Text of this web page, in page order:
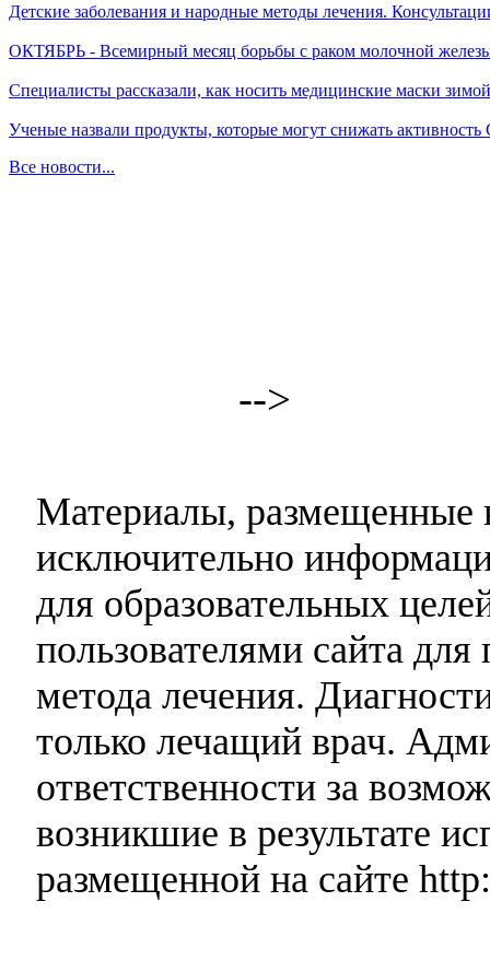
Детские заболевания и народные методы лечения.
ОКТЯБРЬ - Всемирный месяц борьбы с раком молочной
Специалисты рассказали, как носить медицинские маски зимой
Ученые назвали продукты, которые могут снижать
Все новости...
-->
Материалы, размещенные
исключительно
для образовательных
пользователями сайта
метода лечения.
только лечащий врач.
ответственности за
возникшие в результате
размещенной на сайте